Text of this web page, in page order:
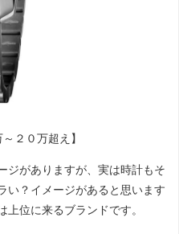
２０万超え】
ジがありますが、実は時計もそ
い？イメージがあると思います
上位に来るブランドです。